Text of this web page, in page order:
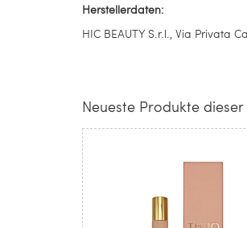
Herstellerdaten:
HIC BEAUTY S.r.l., Via Privata
Neueste Produkte